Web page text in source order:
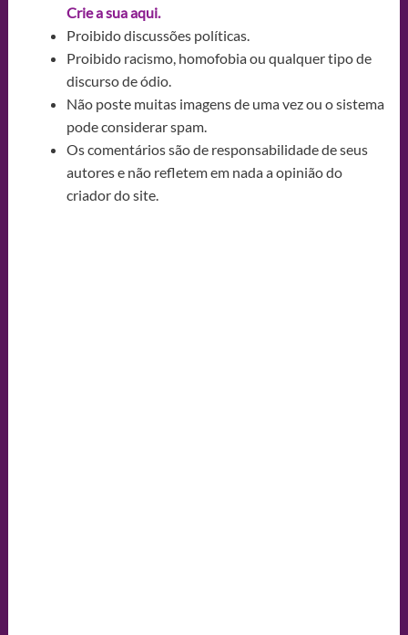
Crie a sua aqui.
Proibido discussões políticas.
Proibido racismo, homofobia ou qualquer tipo de
discurso de ódio.
Não poste muitas imagens de uma vez ou o sistema
pode considerar spam.
Os comentários são de responsabilidade de seus
autores e não refletem em nada a opinião do
criador do site.